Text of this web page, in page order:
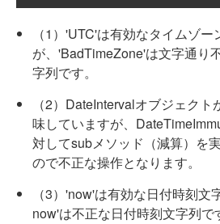
（1）'UTC'は有効なタイムゾ
が、'BadTimeZone'は文字通り
字列です。
（2）DateIntervalオブジェク
味していますが、
対してsubメソッド（減算）を
ので不正な操作となります。
（3）'now'は有効な日付時刻文
now'は不正な日付時刻文字列で